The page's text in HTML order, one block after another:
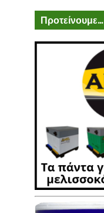
Προτείνουμε...